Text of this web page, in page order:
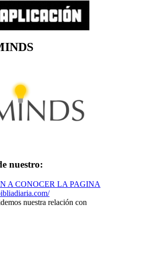
nuestro:
nuestra relación con